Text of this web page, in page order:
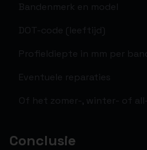
Bandenmerk en model
DOT-code (leeftijd)
Profieldiepte in mm per
Eventuele reparaties
Of het zomer-, winter- of
Conclusie